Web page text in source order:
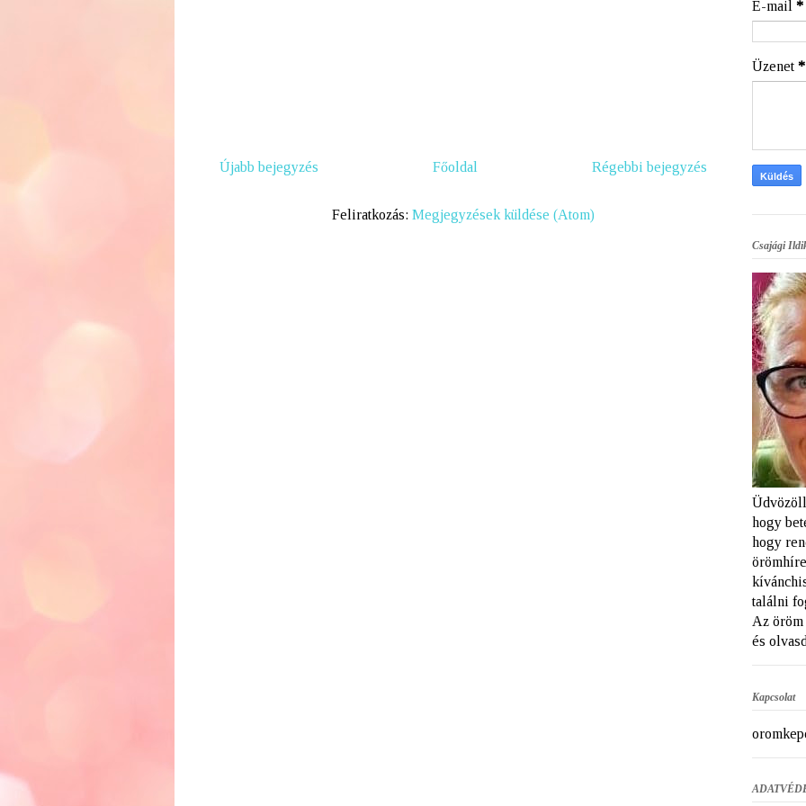
Újabb bejegyzés Régebbi bejegyzés
Főoldal
Feliratkozás: Megjegyzések küldése (Atom)
E-mail *
Üzenet *
Csajági
hogy
hogy
találni
Az
és
Kapcsolat